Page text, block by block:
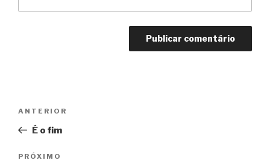
Post
Anterior
ANTERIOR
É o fim
Próximo
PRÓXIMO